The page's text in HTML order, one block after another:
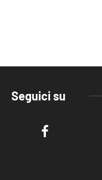
Seguici su